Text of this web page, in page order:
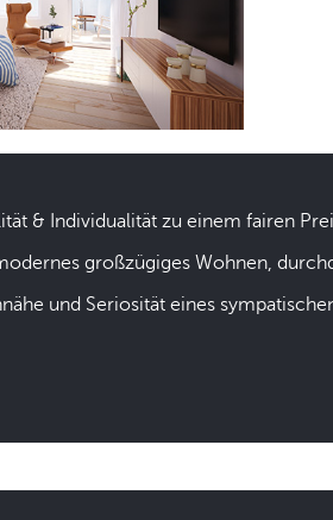
& Individualität zu einem fairen
großzügiges Wohnen,
und Seriosität eines